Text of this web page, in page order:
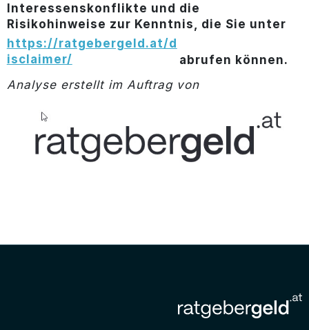
Interessenskonflikte und die
Risikohinweise zur Kenntnis, die Sie unter
https://ratgebergeld.at/d
isclaimer/
abrufen können.
Analyse erstellt im Auftrag von